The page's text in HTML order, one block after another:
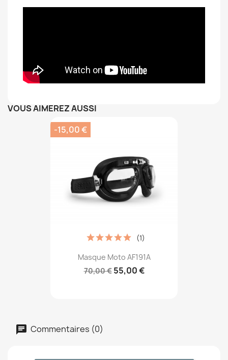
VOUS AIMEREZ AUSSI
Masque Moto AF191A
70,00 € 55,00 €
(1)
-15,00 €
Commentaires (0)